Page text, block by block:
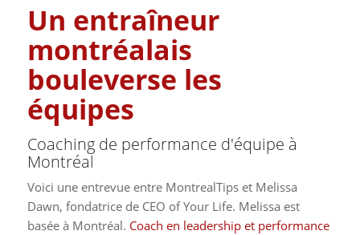
Un entraîneur
montréalais
bouleverse les
équipes
Coaching de performance d'équipe à
Montréal
Voici une entrevue entre MontrealTips et Melissa
Dawn, fondatrice de CEO of Your Life. Melissa est
basée à Montréal. Coach en leadership et performance